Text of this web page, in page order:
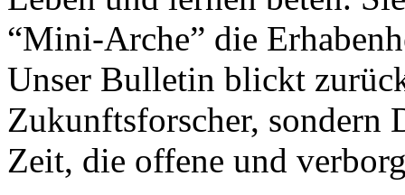
“Mini-Arche” die
Unser Bulletin blickt
Zukunftsforscher, sondern
Zeit, die offene und